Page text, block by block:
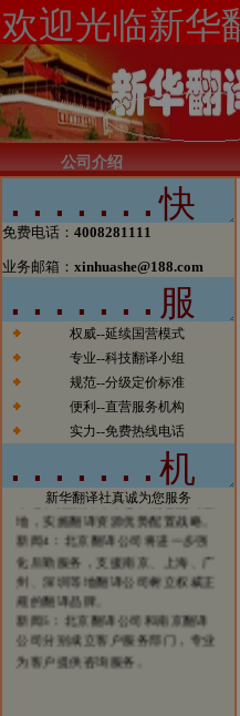
公司介绍
免费电话： 4008281111
业务邮箱： xinhuashe@188.com
权威--延续国营模式
专业--科技翻译小组
规范--分级定价标准
便利--直营服务机构
实力--免费热线电话
新华翻译社真诚为您服务
新闻1：当今电子商务的发展一日
千里，北京翻译公司如果有所作为
的话也必须跟上时代的步伐。今
天，我们已经看到太多的传统行业
涉足电子商务而大获成功的案例。
我们希望在翻译行业，能够看到越
来越多的翻译公司借助电子商务一
步步发展壮大，在将来也能够出现
领军企业。
新闻2：新华翻译社公司自成立以
来已经成功为全球五百强企业、跨
国公司、国内公司、国家部委、政
府机构、国际组织、外国驻华使馆
商务处、出版社、商业银行、投资
银行、律师事务所、会计师事务
所、外资机构等提供了大量优质、
高效的翻译服务，与他们保持着稳
定的业务联系，业绩突出。
新闻3：新华翻译社分设北京笔译
中心、南京口译中心、成都翻译基
地，实施翻译资源优势配置战略。
新闻4：北京翻译公司将进一步强
化后勤服务，支援南京、上海、广
州、深圳等地翻译公司树立权威正
规的翻译品牌。
新闻5：北京翻译公司和南京翻译
公司分别成立客户服务部门，专业
为客户提供咨询服务。